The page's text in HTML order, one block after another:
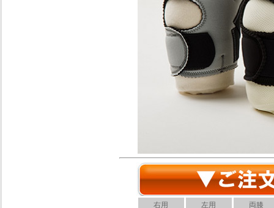
右用 左用 両膝